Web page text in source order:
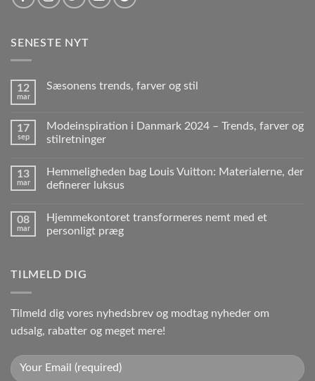
SENESTE NYT
12
mar
Sæsonens trends, farver og stil
17
sep
Modeinspiration i Danmark 2024 – Trends, farver og
stilretninger
13
mar
Hemmeligheden bag Louis Vuitton: Materialerne, der
definerer luksus
08
mar
Hjemmekontoret transformeres nemt med et
personligt præg
TILMELD DIG
Tilmeld dig vores nyhedsbrev og modtag nyheder om
udsalg, rabatter og meget mere!